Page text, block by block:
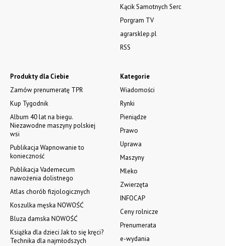
Kategorie
Wiadomości
Rynki
Pieniądze
Prawo
Uprawa
Maszyny
Mleko
Zwierzęta
INFOCAP
Ceny rolnicze
Prenumerata
e-wydania
Produkty dla Ciebie
Zamów prenumeratę TPR
Kup Tygodnik
Album 40 lat na biegu.
Niezawodne maszyny polskiej
wsi
Publikacja Wapnowanie to
konieczność
Publikacja Vademecum
nawożenia dolistnego
Atlas chorób fizjologicznych
Koszulka męska NOWOŚĆ
Bluza damska NOWOŚĆ
Książka dla dzieci Jak to się kręci?
Technika dla najmłodszych
Kącik Samotnych Serc
Porgram TV
agrarsklep.pl
RSS